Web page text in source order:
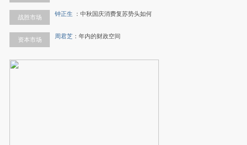
战胜市场 钟正生 ： 中秋国庆消费复苏势头如何
资本市场 周君芝 ： 年内的财政空间